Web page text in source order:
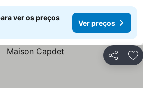
ver os preços
Ver preços
Partilhar